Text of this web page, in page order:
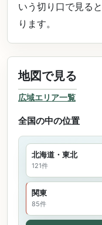
いう切り口で見る
ります。
地図で見る
広域エリア一覧
全国の中の位置
北海道・東北
121件
関東
85件